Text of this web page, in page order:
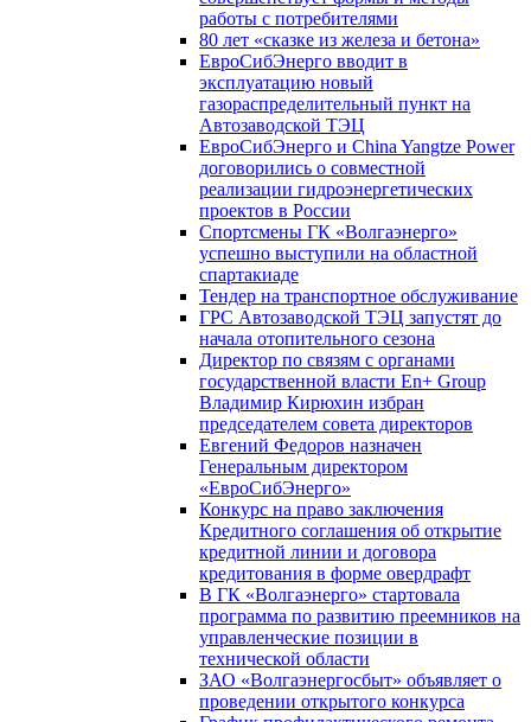
работы с потребителями
80 лет «сказке из железа и бетона»
ЕвроСибЭнерго вводит в
эксплуатацию новый
газораспределительный пункт на
Автозаводской ТЭЦ
ЕвроСибЭнерго и China Yangtze Power
договорились о совместной
реализации гидроэнергетических
проектов в России
Спортсмены ГК «Волгаэнерго»
успешно выступили на областной
спартакиаде
Тендер на транспортное обслуживание
ГРС Автозаводской ТЭЦ запустят до
начала отопительного сезона
Директор по связям с органами
государственной власти En+ Group
Владимир Кирюхин избран
председателем совета директоров
Евгений Федоров назначен
Генеральным директором
«ЕвроСибЭнерго»
Конкурс на право заключения
Кредитного соглашения об открытие
кредитной линии и договора
кредитования в форме овердрафт
В ГК «Волгаэнерго» стартовала
программа по развитию преемников на
управленческие позиции в
технической области
ЗАО «Волгаэнергосбыт» объявляет о
проведении открытого конкурса